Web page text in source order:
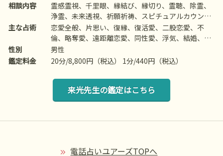
相談内容
霊感霊視、千里眼、縁結び、縁切り、霊聴、除霊、
浄霊、未来透視、祈願祈祷、スピチュアルカウンセ
リング、波動修正、思念伝達、引き寄せ、ヒーリン
グ、チャネリング、オーラ、チャクラ、前世/過去
世、守護霊対話、死者との対話、霊障除去、先祖供
養、写真供養、人形供養、過去世供養、高次との交
信、アニマルコミニケーション、呪術、魂入/魂抜、
命名/改名など
主な占術
恋愛全般、片思い、復縁、復活愛、二股恋愛、不
倫、略奪愛、遠距離恋愛、同性愛、浮気、結婚、離
婚、夫婦問題、家庭/家族問題、親子、育児、教育、
介護、引っ越し、仕事全般、適職、経営、進路、人
開運、運勢、健康、金銭、動物、故人、心霊相談な
性別
男性
鑑定料金
20分/8,800円（税込） 1分/440円（税込）
来光先生の鑑定はこちら
電話占いユアーズTOPへ